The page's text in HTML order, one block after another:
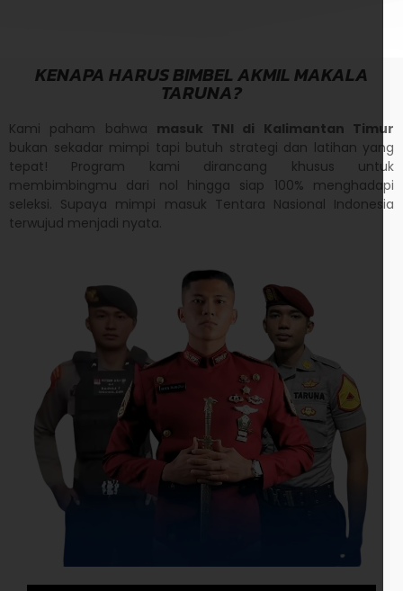
KENAPA HARUS BIMBEL AKMIL MAKALA
TARUNA?
Kami paham bahwa masuk TNI di Kalimantan Timur
bukan sekadar mimpi tapi butuh strategi dan latihan yang
tepat! Program kami dirancang khusus untuk
membimbingmu dari nol hingga siap 100% menghadapi
seleksi. Supaya mimpi masuk Tentara Nasional Indonesia
terwujud menjadi nyata.